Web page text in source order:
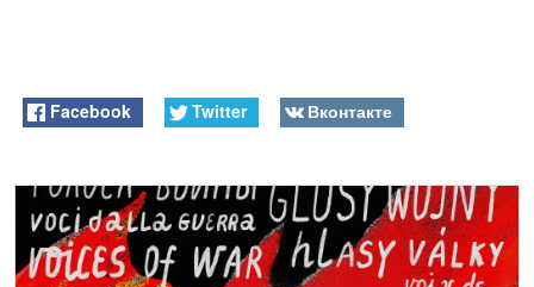
Facebook Twitter Вконтакте